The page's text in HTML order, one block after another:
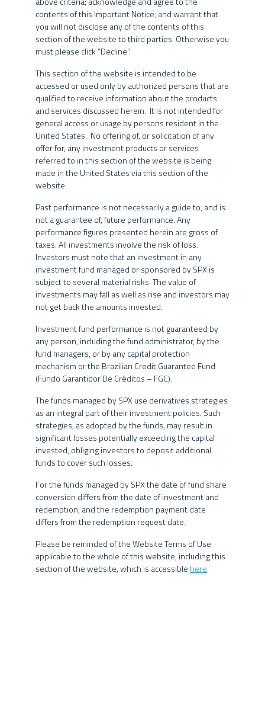
Fundos de Investimento não contam com a garantia do
administrador do fundo, do gestor da carteira, de qualquer
mecanismo de seguro ou, ainda, do Fundo Garantidor de Créditos
Nos fundos geridos pelo Grupo SPX, a data de conversão de cotas
pode ser diversa da data de aplicação e de resgate, e a data de
pagamento do resgate pode ser diversa da data do pedido de
resgate.
A rentabilidade divulgada em determinados trechos do website já
é líquida das taxas de administração, de performance e dos outros
custos pertinentes ao fundo, mas não é líquida de impostos. Para
avaliação da performance do fundo de investimento, é
rentabilidade obtida no passado não representa garantia de
rentabilidade futura.
Os fundos geridos pelo Grupo SPX podem utilizar estratégias com
derivativos como parte integrante de sua política de investimento.
Tais estratégias, da forma como são adotadas, podem resultar em
significativas perdas patrimoniais para seus cotistas, podendo,
inclusive, acarretar tanto perdas superiores ao capital aplicado,
quanto uma consequente obrigação do cotista de aportar recursos
Eventuais fundos geridos pelo Grupo SPX estão autorizados a
realizar aplicações em ativos financeiros no exterior. Os fundos
podem ainda estar expostos a uma significativa concentração em
ativos de poucos emissores, com riscos daí decorrentes. Não há
garantia de que os fundos multimercados terão o tratamento
tributário para fundos de longo prazo.
O Grupo SPX, seus administradores, sócios e funcionários não se
responsabilizam pela publicação acidental de informações
incorretas, e isentam-se de responsabilidade sobre quaisquer
informações contidas neste website.
O conteúdo deste website não pode ser copiado, reproduzido,
publicado, retransmitido ou distribuído, no todo ou em parte, por
escrito, do Grupo SPX.
(corporativo, shoppings e logístico), quanto de dívida. .
Investimos em ativos de primeira linha nos mais diversos
segmentos imobiliários, em regiões com alta densidade
R$ 3,2B
ATIVOS SOB GESTÃO
6
EMPREENDIMENTOS
+ 371.57 mil m²
ABL SOB GESTÃO
Data de Referência 31/07/2026
FUNDOS E PERFORMANCE
contents of this Important Notice; and warrant that
you will not disclose any of the contents of this
section of the website to third parties. Otherwise you
must please click “Decline”.
This section of the website is intended to be
accessed or used only by authorized persons that are
qualified to receive information about the products
and services discussed herein. It is not intended for
general access or usage by persons resident in the
United States. No offering of, or solicitation of any
offer for, any investment products or services
referred to in this section of the website is being
made in the United States via this section of the
website.
Past performance is not necessarily a guide to, and is
not a guarantee of, future performance. Any
performance figures presented herein are gross of
taxes. All investments involve the risk of loss.
Investors must note that an investment in any
investment fund managed or sponsored by SPX is
subject to several material risks. The value of
investments may fall as well as rise and investors may
not get back the amounts invested.
Investment fund performance is not guaranteed by
any person, including the fund administrator, by the
fund managers, or by any capital protection
mechanism or the Brazilian Credit Guarantee Fund
(Fundo Garantidor De Créditos – FGC).
The funds managed by SPX use derivatives strategies
as an integral part of their investment policies. Such
strategies, as adopted by the funds, may result in
significant losses potentially exceeding the capital
invested, obliging investors to deposit additional
funds to cover such losses.
For the funds managed by SPX the date of fund share
conversion differs from the date of investment and
redemption, and the redemption payment date
differs from the redemption request date.
Please be reminded of the Website Terms of Use
applicable to the whole of this website, including this
section of the website, which is accessible here.